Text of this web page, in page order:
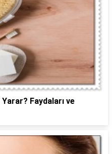
Yarar? Faydaları ve